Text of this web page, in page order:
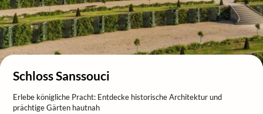
Schloss Sanssouci
Erlebe königliche Pracht: Entdecke historische Architektur und
prächtige Gärten hautnah